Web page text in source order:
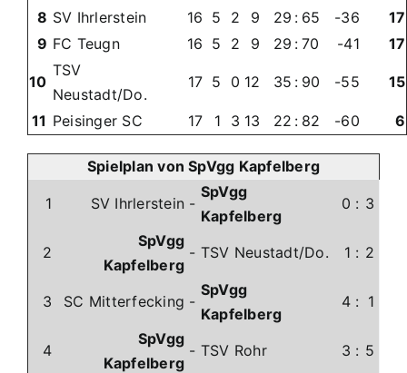
8 SV Ihrlerstein 16 5 2 9 29 : 65 -36
17
9 FC Teugn 16 5 2 9 29 : 70 -41 17
10
TSV
Neustadt/Do.
17 5 0 12 35 : 90 -55 15
11 Peisinger SC 17 1 3 13 22 : 82 -60 6
Spielplan von SpVgg Kapfelberg
1 SV Ihrlerstein -
SpVgg
Kapfelberg
0 : 3
2
SpVgg
Kapfelberg
- TSV Neustadt/Do. 1 : 2
3 SC Mitterfecking -
SpVgg
Kapfelberg
4 : 1
4
SpVgg
Kapfelberg
- TSV Rohr 3 : 5